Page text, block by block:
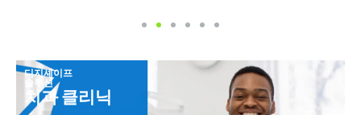
디지셰이프
솔루션
치과 클리닉